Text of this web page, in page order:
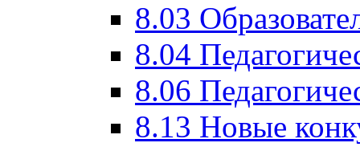
8.03
8.04
8.06
8.13 Новые